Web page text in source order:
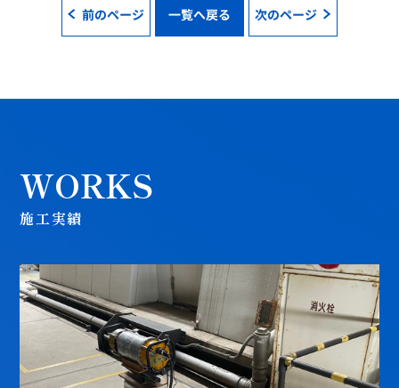
前のページ 一覧へ戻る 次のページ
WORKS
施工実績